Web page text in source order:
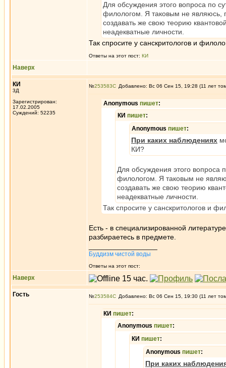
Для обсуждения этого вопроса по
филологом. Я таковым не являюсь,
создавать же свою теорию
неадекватные личности.
Так спросите у санскритологов и
Ответы на этот пост: КИ
Наверх
КИ
3Д
Зарегистрирован:
17.02.2005
Суждений: 52235
№253583 Добавлено: Вс 06 Сен 15, 19:28 (11 лет
Anonymous пишет:
КИ пишет:
Anonymous пишет:
При каких наблюдениях
КИ?
Для обсуждения этого вопроса
филологом. Я таковым не
создавать же свою теорию
неадекватные личности.
Так спросите у санскритологов и
Есть - в специализированной
разбираетесь в предмете.
Буддизм чистой воды
Ответы на этот пост:
Наверх
Гость №253584 Добавлено: Вс 06 Сен 15, 19:30 (11 лет
КИ пишет:
Anonymous пишет:
КИ пишет:
Anonymous пишет:
При каких